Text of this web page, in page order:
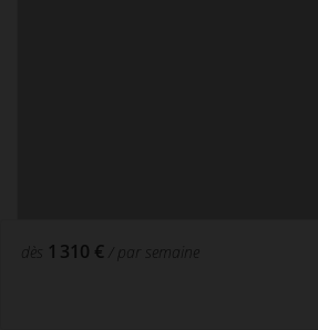
dès 1 310 € / par semaine